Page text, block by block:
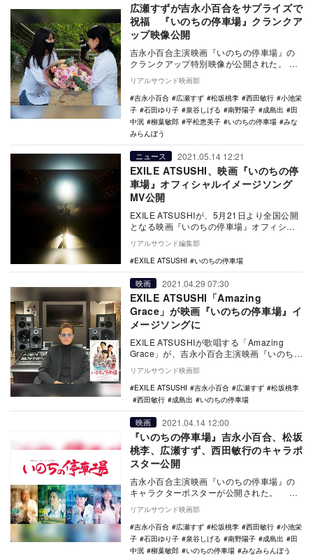
広瀬すずが吉永小百合をサプライズで
祝福 『いのちの停車場』クランクア
ップ映像公開
吉永小百合主演映画『いのちの停車場』の
クランクアップ特別映像が公開された。
本作は、南杏子の同名小説を映画化したヒ
ューマンド…
リアルサウンド映画部
吉永小百合
広瀬すず 松坂桃李 西田敏行
小池栄
子
石田ゆり子 泉谷しげる 南野陽子 成島出
田
中泯
柳葉敏郎 平松恵美子 いのちの停車場
みな
みらんぼう
ニュース 2021.05.14 12:21
EXILE ATSUSHI、映画『いのちの停
車場』オフィシャルイメージソング
MV公開
EXILE ATSUSHIが、5月21日より全国公開
となる映画『いのちの停車場』オフィシャ
ルイメージソング「Amazing Gr…
リアルサウンド編集部
EXILE ATSUSHI
いのちの停車場
映画 2021.04.29 07:30
EXILE ATSUSHI「Amazing
Grace」が映画『いのちの停車場』イ
メージソングに
EXILE ATSUSHIが歌唱する「Amazing
Grace」が、吉永小百合主演映画『いのちの
停車場』のオフィシャルイメージ…
リアルサウンド映画部
EXILE ATSUSHI
吉永小百合 広瀬すず
松坂桃李
西田敏行
成島出 いのちの停車場
映画 2021.04.14 12:00
『いのちの停車場』吉永小百合、松坂
桃李、広瀬すず、西田敏行のキャラポ
スター公開
吉永小百合主演映画『いのちの停車場』の
キャラクターポスターが公開された。 本
作は、南杏子の同名小説を映画化したヒュ
ーマンドラ…
リアルサウンド映画部
吉永小百合
広瀬すず 松坂桃李 西田敏行
小池栄
子
石田ゆり子 泉谷しげる 南野陽子 成島出
田
中泯
柳葉敏郎 いのちの停車場 みなみらんぼう